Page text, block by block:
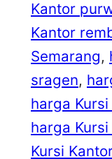
Kantor
Kantor
Semarang,
sragen,
harga
harga
Kursi